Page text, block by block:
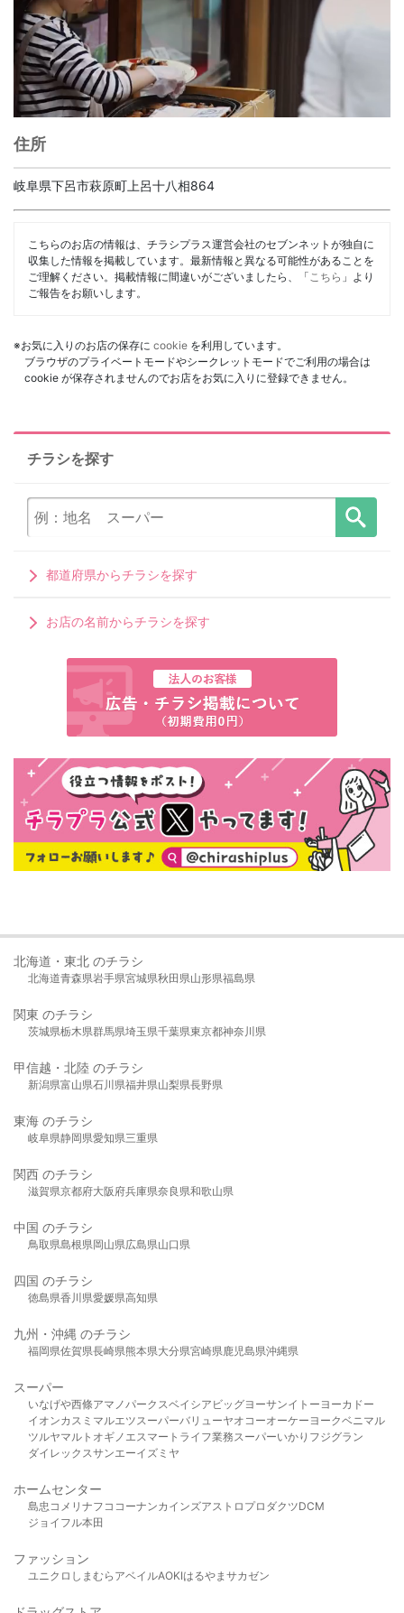
住所
岐阜県下呂市萩原町上呂十八相864
こちらのお店の情報は、チラシプラス運営会社のセブンネットが独自に
収集した情報を掲載しています。最新情報と異なる可能性があることを
ご理解ください。掲載情報に間違いがございましたら、「 こちら 」より
ご報告をお願いします。
※お気に入りのお店の保存に cookie を利用しています。
ブラウザのプライベートモードやシークレットモードでご利用の場合は
cookie が保存されませんのでお店をお気に入りに登録できません。
チラシを探す
都道府県からチラシを探す
お店の名前からチラシを探す
北海道・東北 のチラシ
北海道青森県岩手県宮城県秋田県山形県福島県
関東 のチラシ
茨城県栃木県群馬県埼玉県千葉県東京都神奈川県
甲信越・北陸 のチラシ
新潟県富山県石川県福井県山梨県長野県
東海 のチラシ
岐阜県静岡県愛知県三重県
関西 のチラシ
滋賀県京都府大阪府兵庫県奈良県和歌山県
中国 のチラシ
鳥取県島根県岡山県広島県山口県
四国 のチラシ
徳島県香川県愛媛県高知県
九州・沖縄 のチラシ
福岡県佐賀県長崎県熊本県大分県宮崎県鹿児島県沖縄県
スーパー
いなげや西條アマノパークスベイシア ビッグヨーサンイトーヨーカドー
イオンカスミ マルエツスーパーバリューヤオコーオーケー ヨークベニマル
ツルヤマルト オギノ エスマート ライフ業務スーパーいかり フジグラン
ダイレックスサンエーイズミヤ
ホームセンター
島忠 コメリ ナフコ コーナンカインズアストロプロダクツDCM
ジョイフル本田
ファッション
ユニクロ しまむら アベイルAOKIはるやま サカゼン